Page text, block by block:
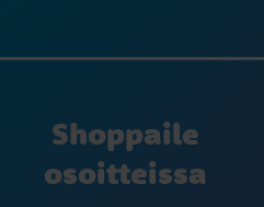
Shoppaile
osoitteissa